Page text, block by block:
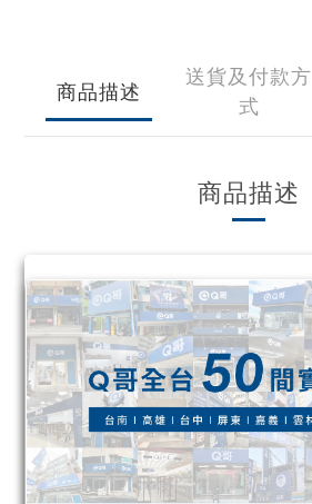
商品描述
送貨及付款方
式
商品描述